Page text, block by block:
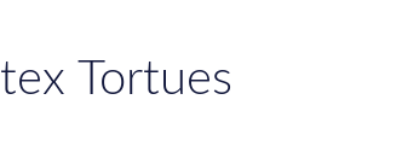
Tortues